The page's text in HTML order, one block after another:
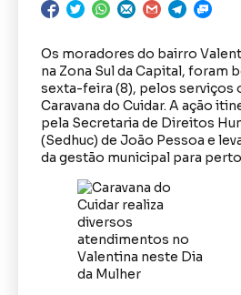
Os moradores do bairro
na Zona Sul da Capital, foram
sexta-feira (8), pelos serviços
Caravana do Cuidar. A ação
pela Secretaria de Direitos
(Sedhuc) de João Pessoa e
da gestão municipal para